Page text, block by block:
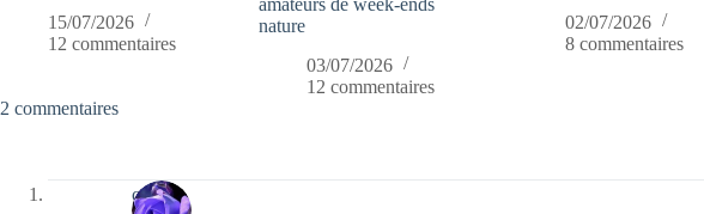
15/07/2026
12 commentaires
amateurs de week-ends
nature
03/07/2026
12 commentaires
02/07/2026
8 commentaires
2 commentaires
covix